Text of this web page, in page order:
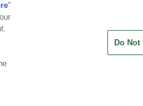
針
"
Do